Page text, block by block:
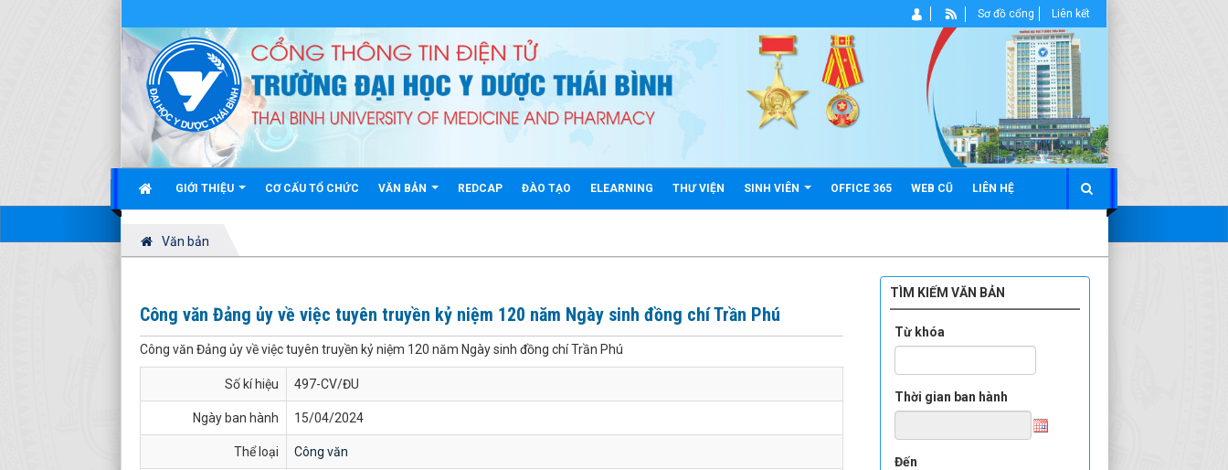
GIỚI THIỆU CƠ CẤU TỔ CHỨC VĂN BẢN REDCAP ĐÀO TẠO ELEARNING THƯ VIỆN SINH VIÊN OFFICE 365 WEB CŨ LIÊN HỆ
Sơ đồ cổng Liên kết
Văn bản
Công văn Đảng ủy về việc tuyên truyền kỷ niệm 120 năm Ngày sinh đồng chí Trần Phú
Công văn Đảng ủy về việc tuyên truyền kỷ niệm 120 năm Ngày sinh đồng chí Trần Phú
Số kí hiệu 497-CV/ĐU
Ngày ban hành 15/04/2024
Thể loại Công văn
TÌM KIẾM VĂN BẢN
Từ khóa
Thời gian ban hành
Đến